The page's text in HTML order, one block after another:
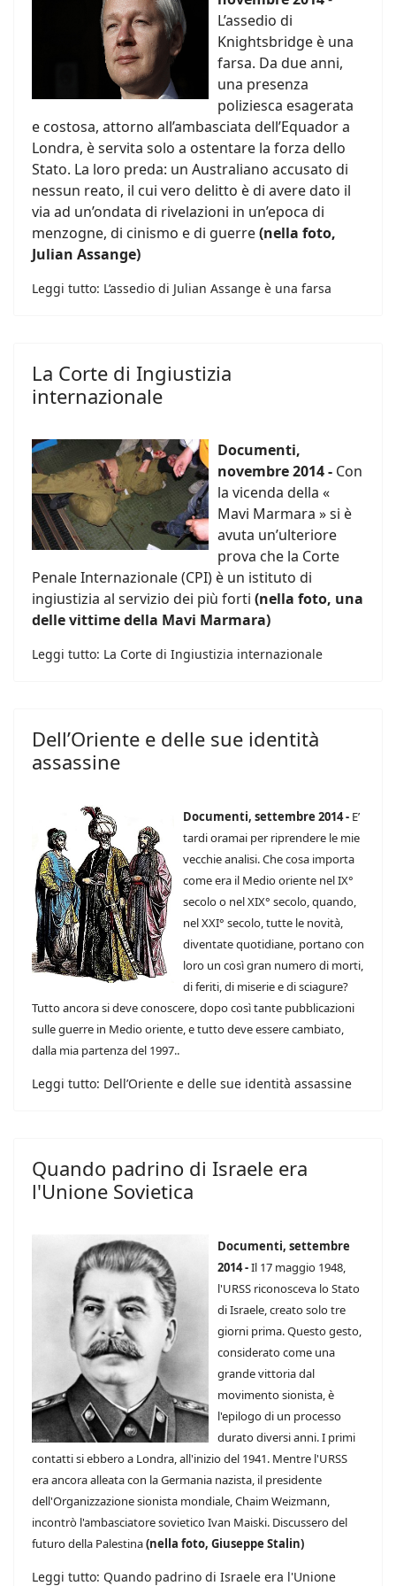
L’assedio di
Knightsbridge è una
farsa. Da due anni,
una presenza
poliziesca esagerata
e costosa, attorno all’ambasciata dell’Equador a
Londra, è servita solo a ostentare la forza dello
Stato. La loro preda: un Australiano accusato di
nessun reato, il cui vero delitto è di avere dato il
via ad un’ondata di rivelazioni in un’epoca di
menzogne, di cinismo e di guerre(nella foto,
Julian Assange)
Leggi tutto: L’assedio di Julian Assange è una farsa
La Corte di Ingiustizia
internazionale
Documenti,
novembre 2014 - Con
la vicenda della «
Mavi Marmara » si è
avuta un’ulteriore
prova che la Corte
Penale Internazionale (CPI) è un istituto di
ingiustizia al servizio dei più forti (nella foto, una
delle vittime della Mavi Marmara)
Leggi tutto: La Corte di Ingiustizia internazionale
Dell’Oriente e delle sue identità
assassine
Documenti, settembre 2014 - E’
tardi oramai per riprendere le mie
vecchie analisi. Che cosa importa
come era il Medio oriente nel IX°
secolo o nel XIX° secolo, quando,
nel XXI° secolo, tutte le novità,
diventate quotidiane, portano con
loro un così gran numero di morti,
di feriti, di miserie e di sciagure?
Tutto ancora si deve conoscere, dopo così tante pubblicazioni
sulle guerre in Medio oriente, e tutto deve essere cambiato,
dalla mia partenza del 1997..
Leggi tutto: Dell’Oriente e delle sue identità assassine
Quando padrino di Israele era
l'Unione Sovietica
Documenti, settembre
2014 -Il 17 maggio 1948,
l'URSS riconosceva lo Stato
di Israele, creato solo tre
giorni prima. Questo gesto,
considerato come una
grande vittoria dal
movimento sionista, è
l'epilogo di un processo
durato diversi anni. I primi
contatti si ebbero a Londra, all'inizio del 1941. Mentre l'URSS
era ancora alleata con la Germania nazista, il presidente
dell'Organizzazione sionista mondiale, Chaim Weizmann,
incontrò l'ambasciatore sovietico Ivan Maiski. Discussero del
futuro della Palestina(nella foto, Giuseppe Stalin)
Leggi tutto: Quando padrino di Israele era l'Unione